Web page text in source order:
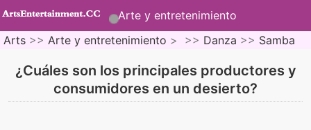
Arte y entretenimiento
Arts >> Arte y entretenimiento > >> Danza >> Samba
¿Cuáles son los principales productores y
consumidores en un desierto?